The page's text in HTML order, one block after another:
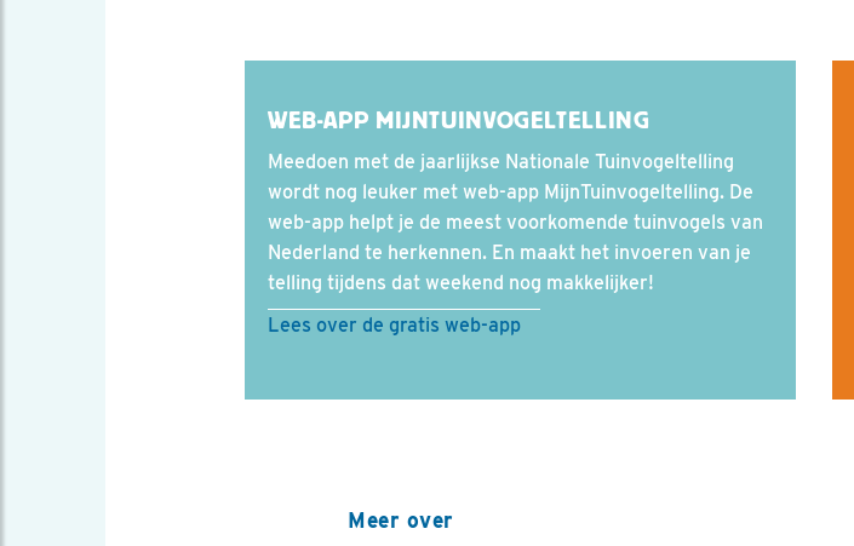
WEB-APP MIJNTUINVOGELTELLING
Meedoen met de jaarlijkse Nationale Tuinvogeltelling
wordt nog leuker met web-app MijnTuinvogeltelling. De
web-app helpt je de meest voorkomende tuinvogels van
Nederland te herkennen. En maakt het invoeren van je
telling tijdens dat weekend nog makkelijker!
Lees over de gratis web-app
Meer over